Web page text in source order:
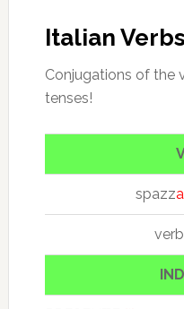
Italian
Conjugations of the
tenses!
spazz